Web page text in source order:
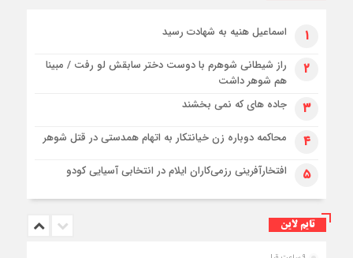
۱ اسماعیل هنیه به شهادت رسید
۲
راز شیطانی شوهرم با دوست دختر سابقش لو رفت / مبینا
هم شوهر داشت
۳ جاده های که نمی بخشند
۴ محاکمه دوباره زن خیانتکار به اتهام همدستی در قتل شوهر
۵ افتخارآفرینی رزمی‌کاران ایلام در انتخابی آسیایی کودو
تایم لاین